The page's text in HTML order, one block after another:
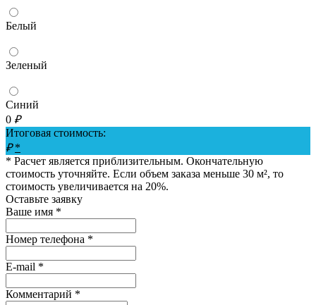
Белый
Зеленый
Синий
0 ₽
Итоговая стоимость:
₽ *
* Расчет является приблизительным. Окончательную
стоимость уточняйте. Если объем заказа меньше 30 м², то
стоимость увеличивается на 20%.
Оставьте заявку
Ваше имя *
Номер телефона *
E-mail *
Комментарий *